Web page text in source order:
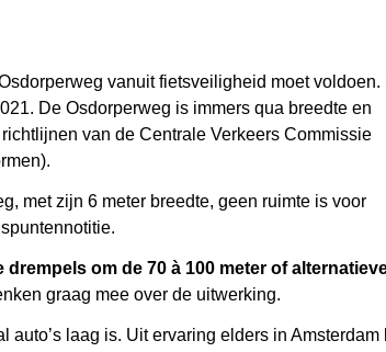
vanuit fietsveiligheid moet voldoen.
De Osdorperweg is immers qua breedte en
van de Centrale Verkeers Commissie
met zijn 6 meter breedte, geen ruimte is voor
drempels om de 70 à 100 meter of
graag mee over de uitwerking.
laag is. Uit ervaring elders in Amsterdam